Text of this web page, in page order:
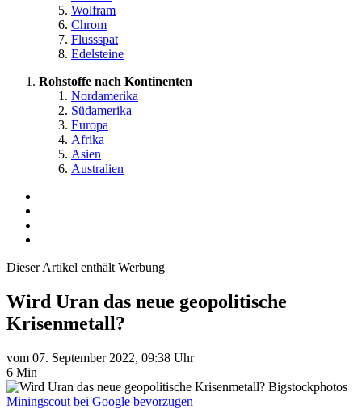
Wolfram
Chrom
Flussspat
Edelsteine
Rohstoffe nach Kontinenten
Nordamerika
Südamerika
Europa
Afrika
Asien
Australien
Dieser Artikel enthält Werbung
Wird Uran das neue geopolitische
Krisenmetall?
vom 07. September 2022, 09:38 Uhr
6 Min
Bigstockphotos
Miningscout bei Google bevorzugen